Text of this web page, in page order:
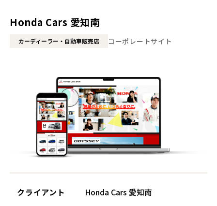
Honda Cars 愛知南
カーディーラー・自動車販売店 コーポレートサイト
クライアント Honda Cars 愛知南